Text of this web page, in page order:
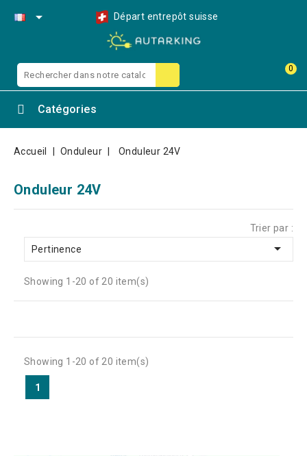
Départ entrepôt suisse
0

Catégories
Accueil Onduleur Onduleur 24V
Onduleur 24V
Trier par :
Pertinence

Showing 1-20 of 20 item(s)
Showing 1-20 of 20 item(s)
1